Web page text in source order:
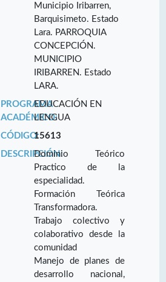
Municipio Iribarren,
Barquisimeto. Estado
Lara. PARROQUIA
CONCEPCIÓN.
MUNICIPIO
IRIBARREN. Estado
LARA.
PROGRAMA
ACADÉMICO:
EDUCACIÓN EN
LENGUA
CÓDIGO:15613
DESCRIPCIÓN:Dominio Teórico
Practico de la
especialidad.
Formación Teórica
Transformadora.
Trabajo colectivo y
colaborativo desde la
comunidad
Manejo de planes de
desarrollo nacional,